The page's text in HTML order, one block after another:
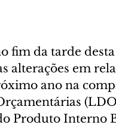
fim da tarde
alterações em
ano na
Produto Interno